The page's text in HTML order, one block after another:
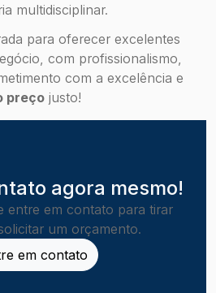
multidisciplinar.
para oferecer excelentes
com profissionalismo,
com a excelência e
preço justo!
agora mesmo!
entre em contato para tirar
um orçamento.
em contato